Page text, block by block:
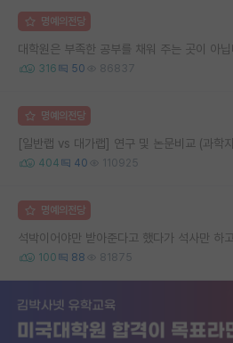
명예의전당
대학원은 부족한 공부를 채워 주는 곳이 아닙
316 50 86837
명예의전당
[일반랩 vs 대가랩] 연구 및 논문비교 (과학
404 40 110925
명예의전당
석박이어야만 받아준다고 했다가 석사만 하
100 88 81875